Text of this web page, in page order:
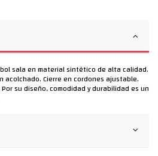
sala en material sintético de alta calidad.
acolchado. Cierre en cordones ajustable.
su diseño, comodidad y durabilidad es un